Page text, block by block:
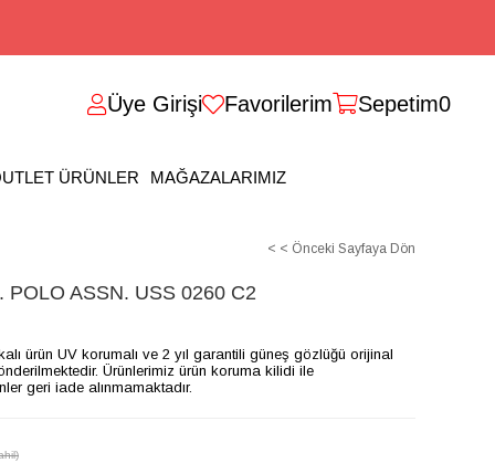
Üye Girişi Favorilerim Sepetim0
ÜRÜNLER MAĞAZALARIMIZ
< < Önceki Sayfaya Dön
POLO ASSN. USS 0260 C2
ürün UV korumalı ve 2 yıl garantili güneş gözlüğü orijinal
Ürünlerimiz ürün koruma kilidi ile
geri iade alınmamaktadır.